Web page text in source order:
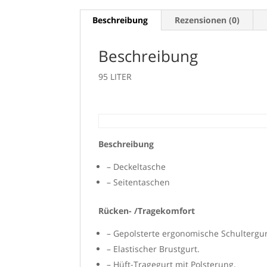
Beschreibung Rezensionen (0)
Beschreibung
95 LITER
Beschreibung
– Deckeltasche
– Seitentaschen
Rücken- /Tragekomfort
– Gepolsterte ergonomische
– Elastischer Brustgurt.
– Hüft-Tragegurt mit Polsterung.